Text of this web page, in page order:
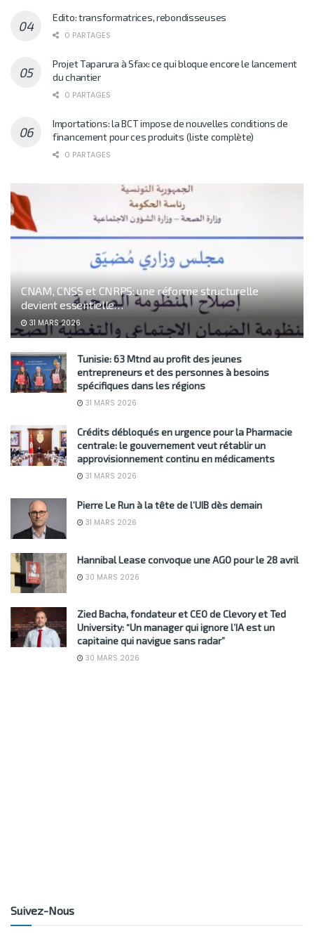
Edito: transformatrices, rebondisseuses
0 PARTAGES
Projet Taparura à Sfax: ce qui bloque encore le lancement
du chantier
0 PARTAGES
Importations: la BCT impose de nouvelles conditions de
financement pour ces produits (liste complète)
0 PARTAGES
CNAM, CNSS et CNRPS: une réforme structurelle
devient essentielle…
31 MARS 2026
Tunisie: 63 Mtnd au profit des jeunes
entrepreneurs et des personnes à besoins
spécifiques dans les régions
31 MARS 2026
Crédits débloqués en urgence pour la Pharmacie
centrale: le gouvernement veut rétablir un
approvisionnement continu en médicaments
31 MARS 2026
Pierre Le Run à la tête de l’UIB dès demain
31 MARS 2026
Hannibal Lease convoque une AGO pour le 28 avril
30 MARS 2026
Zied Bacha, fondateur et CEO de Clevory et Ted
University: “Un manager qui ignore l’IA est un
capitaine qui navigue sans radar”
30 MARS 2026
Suivez-Nous